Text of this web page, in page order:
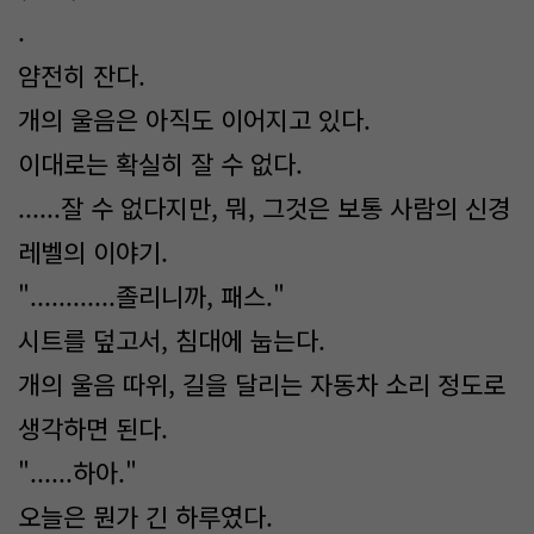
.
얌전히 잔다.
개의 울음은 아직도 이어지고 있다.
이대로는 확실히 잘 수 없다.
......잘 수 없다지만, 뭐, 그것은 보통 사람의 신경
레벨의 이야기.
"............졸리니까, 패스."
시트를 덮고서, 침대에 눕는다.
개의 울음 따위, 길을 달리는 자동차 소리 정도로
생각하면 된다.
"......하아."
오늘은 뭔가 긴 하루였다.